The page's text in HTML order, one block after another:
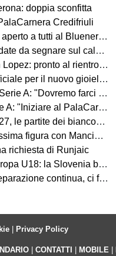
doppia sconfitta
Credifriuli
tutti al Bluenergy Stadium
segnare sul calendario
al rientro contro i bianconeri
il nuovo gioiello uruguaiano
trovare immediatamente pronti"
Credifriuli sarà uno stimolo in più"
bianconeri in Lba: date e orari
resti l'Università del calcio"
richiesta di Runjaic
la Slovenia batte l'Italia
faremo sicuramente trovare pronti"
| Privacy Policy
| CONTATTI MOBILE|